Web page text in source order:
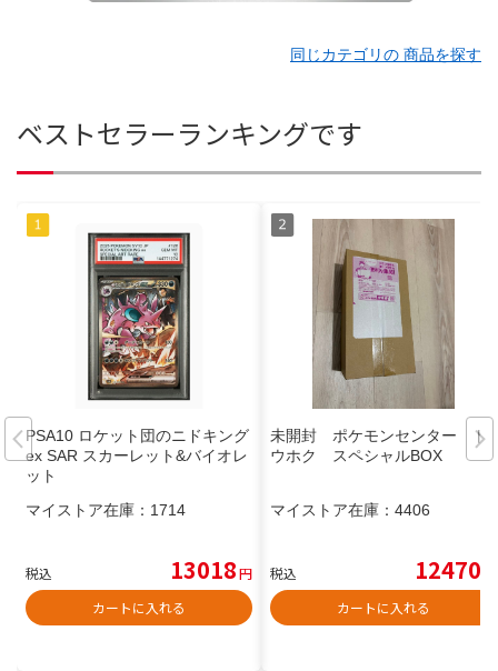
同じカテゴリの 商品を探す
ベストセラーランキングです
PSA10 ロケット団のニドキング
ex SAR スカーレット&バイオレ
ット
マイストア在庫： 1714
税込 13018円
カートに入れる
未開封 ポケモンセンター ト
ウホク スペシャルBOX
マイストア在庫： 4406
税込 12470
カートに入れる